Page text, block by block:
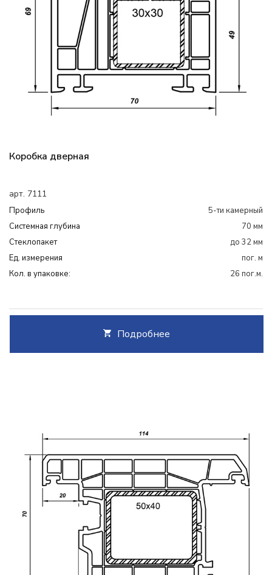
Коробка дверная
арт. 7111
Профиль
5-ти камерный
Системная глубина
70 мм
Cтеклопакет
до 32 мм
Ед. измерения
пог. м
Кол. в упаковке:
26 пог.м.
Подробнее